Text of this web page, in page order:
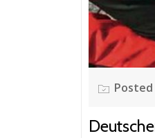
Posted